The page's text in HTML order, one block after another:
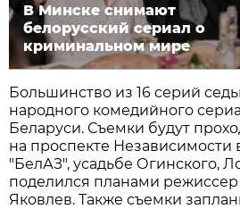
В Минске снимают
белорусский сериал о
криминальном мире
Большинство из 16 серий
народного комедийного
Беларуси. Съемки будут
на проспекте
"БелАЗ", усадьбе Огинского,
поделился планами
Яковлев. Также съемки